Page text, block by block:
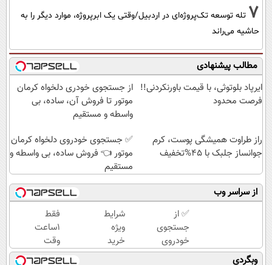
7 تله توسعه تک‌پروژه‌ای در اردبیل/وقتی یک ابرپروژه، موارد دیگر را به
حاشیه می‌راند
مطالب پیشنهادی
ایرپاد بلوتوثی، با قیمت باورنکردنی!!
فرصت محدود
از جستجوی خودری دلخواه کرمان
موتور تا فروش آن، ساده، بی
واسطه و مستقیم
راز طراوت همیشگی پوست، کرم
جوانساز جلبک با 45%تخفیف
✅ جستجوی خودروی دلخواه کرمان
موتور 👈 فروش ساده، بی واسطه و
مستقیم
از سراسر وب
✅ از
جستجوی
خودروی
دلخواه
شرایط
ویژه
خرید
کرم
فقط
1ساعت
وقت
داری
وبگردی